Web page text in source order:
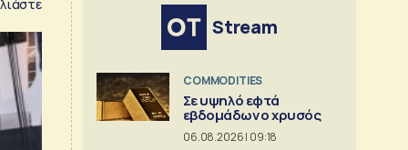
Stream
COMMODITIES
Σε υψηλό εφτά
εβδομάδων ο χρυσός
06.08.2026 | 09:18